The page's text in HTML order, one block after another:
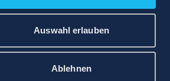
Auswahl erlauben
Ablehnen